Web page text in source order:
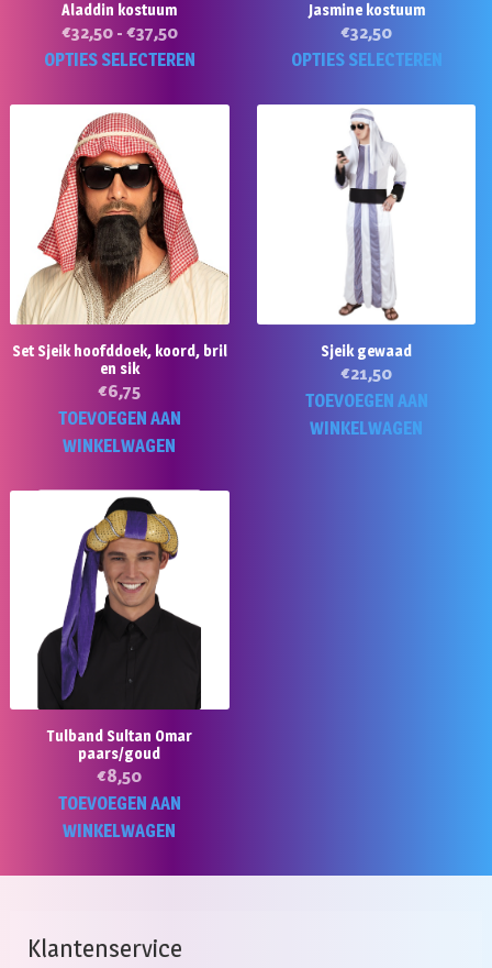
Aladdin kostuum
€32,50 - €37,50Prijsklasse:
€32,50
OPTIES SELECTEREN
gekozen
productpagina
Jasmine kostuum
€32,50
OPTIES SELECTEREN
Set Sjeik hoofddoek, koord, bril
en sik
€6,75
TOEVOEGEN AAN
WINKELWAGEN
Sjeik gewaad
€21,50
TOEVOEGEN AAN
WINKELWAGEN
Tulband Sultan Omar
paars/goud
€8,50
TOEVOEGEN AAN
WINKELWAGEN
Klantenservice